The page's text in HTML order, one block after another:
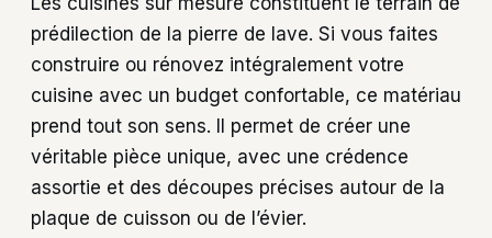
prédilection de la pierre de lave. Si vous faites
construire ou rénovez intégralement votre
cuisine avec un budget confortable, ce matériau
prend tout son sens. Il permet de créer une
véritable pièce unique, avec une crédence
assortie et des découpes précises autour de la
plaque de cuisson ou de l’évier.